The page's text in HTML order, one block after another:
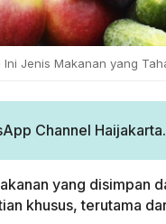
Ini Jenis Makanan yang
Channel
yang disimpan
khusus, terutama